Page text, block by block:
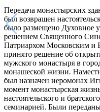
Передача монастырских
был возвращен
было размещено Духовное
решением Священного
Патриархом Московским и
принято решение об
мужского монастыря в
монашеской жизни.
был назначен иеромонах
момент монастырская
настоятельского и
семинарией. Были